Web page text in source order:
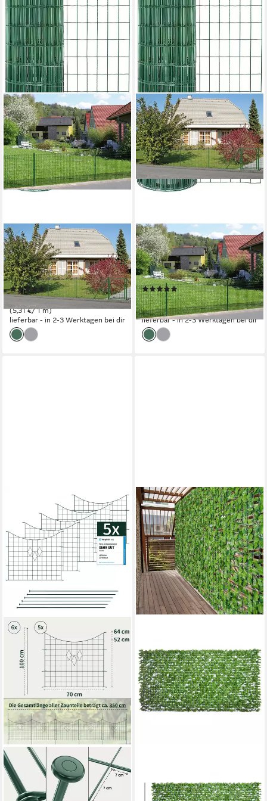
ALBERTS
Schweißgitter Fix-Clip Pro®,
Höhe: 80-150cm,
Gesamtlänge: 10-25 m
(5)
ab 53,05 €
(5,31 €/ 1 m)
lieferbar - in 2-3 Werktagen bei dir
ALBERTS
Schweißgitter Fix-Clip Pro®,
Höhe: 80-150cm,
Gesamtlänge: 10-25 m
(5)
ab 59,06 €
(5,91 €/ 1 m)
lieferbar - in 2-3 Werktagen bei dir
VERDOBA
Zaun Teichzaun Gartenzaun
Hundezaun - Metall Gitterzaun
UV Geschützt, grün, Zaun